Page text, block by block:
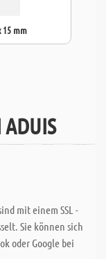
15 mm
ADUIS
mit einem SSL -
Sie können sich
oder Google bei